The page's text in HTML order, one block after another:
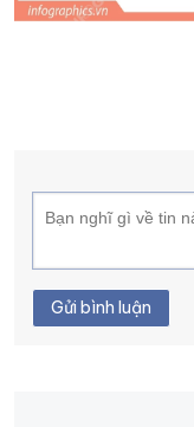
Gửi bình luận